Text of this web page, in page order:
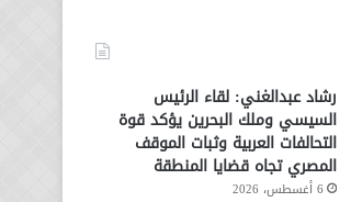
رشاد عبدالغني: لقاء الرئيس
السيسي وملك البحرين يؤكد قوة
التحالفات العربية وثبات الموقف
المصري تجاه قضايا المنطقة
6 أغسطس، 2026